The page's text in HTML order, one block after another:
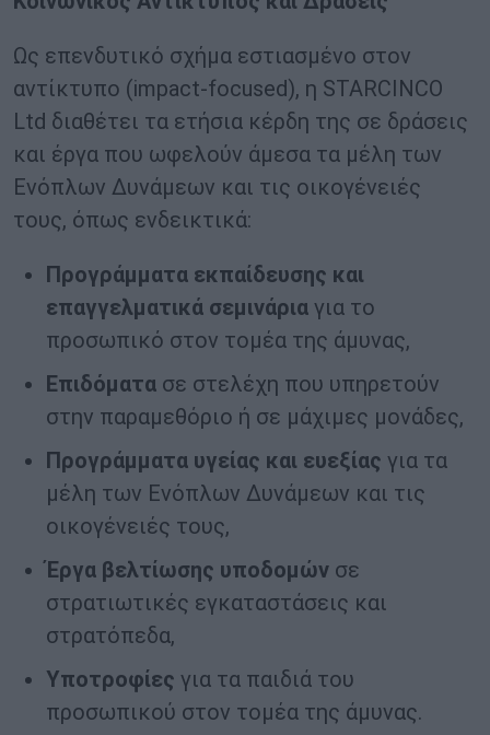
Ως επενδυτικό σχήμα εστιασμένο στον
αντίκτυπο (impact-focused), η STARCINCO
Ltd διαθέτει τα ετήσια κέρδη της σε δράσεις
και έργα που ωφελούν άμεσα τα μέλη των
Ενόπλων Δυνάμεων και τις οικογένειές
τους, όπως ενδεικτικά:
Προγράμματα εκπαίδευσης και
επαγγελματικά σεμινάρια για το
προσωπικό στον τομέα της άμυνας,
Επιδόματα σε στελέχη που υπηρετούν
στην παραμεθόριο ή σε μάχιμες μονάδες,
Προγράμματα υγείας και ευεξίας για τα
μέλη των Ενόπλων Δυνάμεων και τις
οικογένειές τους,
Έργα βελτίωσης υποδομών σε
στρατιωτικές εγκαταστάσεις και
στρατόπεδα,
Υποτροφίες για τα παιδιά του
προσωπικού στον τομέα της άμυνας.